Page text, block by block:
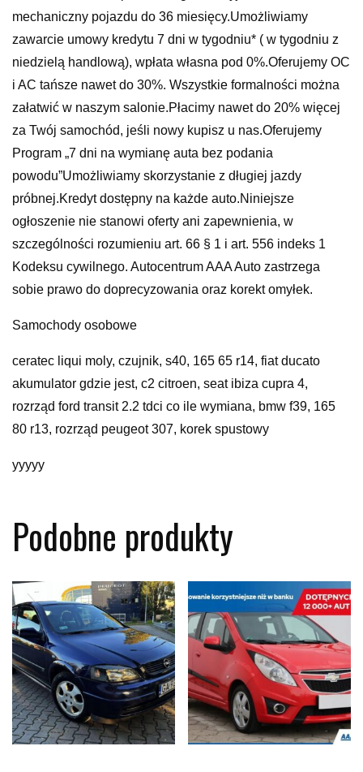
mechaniczny pojazdu do 36 miesięcy.Umożliwiamy
zawarcie umowy kredytu 7 dni w tygodniu* ( w tygodniu z
niedzielą handlową), wpłata własna pod 0%.Oferujemy OC
i AC tańsze nawet do 30%. Wszystkie formalności można
załatwić w naszym salonie.Płacimy nawet do 20% więcej
za Twój samochód, jeśli nowy kupisz u nas.Oferujemy
Program „7 dni na wymianę auta bez podania
powodu”Umożliwiamy skorzystanie z długiej jazdy
próbnej.Kredyt dostępny na każde auto.Niniejsze
ogłoszenie nie stanowi oferty ani zapewnienia, w
szczególności rozumieniu art. 66 § 1 i art. 556 indeks 1
Kodeksu cywilnego. Autocentrum AAA Auto zastrzega
sobie prawo do doprecyzowania oraz korekt omyłek.
Samochody osobowe
ceratec liqui moly, czujnik, s40, 165 65 r14, fiat ducato
akumulator gdzie jest, c2 citroen, seat ibiza cupra 4,
rozrząd ford transit 2.2 tdci co ile wymiana, bmw f39, 165
80 r13, rozrząd peugeot 307, korek spustowy
yyyyy
Podobne produkty